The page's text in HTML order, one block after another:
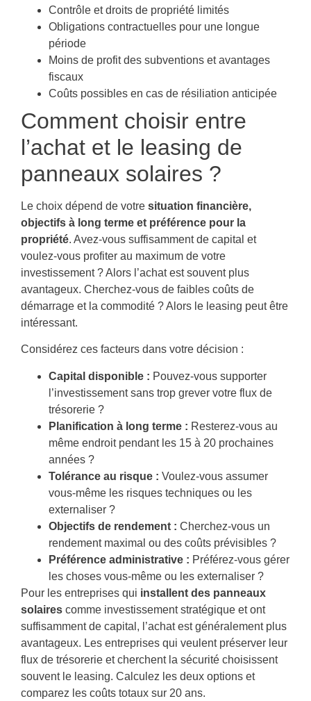
Contrôle et droits de propriété limités
Obligations contractuelles pour une longue
période
Moins de profit des subventions et avantages
fiscaux
Coûts possibles en cas de résiliation anticipée
Comment choisir entre
l’achat et le leasing de
panneaux solaires ?
Le choix dépend de votre situation financière,
objectifs à long terme et préférence pour la
propriété. Avez-vous suffisamment de capital et
voulez-vous profiter au maximum de votre
investissement ? Alors l’achat est souvent plus
avantageux. Cherchez-vous de faibles coûts de
démarrage et la commodité ? Alors le leasing peut être
intéressant.
Considérez ces facteurs dans votre décision :
Capital disponible : Pouvez-vous supporter
l’investissement sans trop grever votre flux de
trésorerie ?
Planification à long terme : Resterez-vous au
même endroit pendant les 15 à 20 prochaines
années ?
Tolérance au risque : Voulez-vous assumer
vous-même les risques techniques ou les
externaliser ?
Objectifs de rendement : Cherchez-vous un
rendement maximal ou des coûts prévisibles ?
Préférence administrative : Préférez-vous gérer
les choses vous-même ou les externaliser ?
Pour les entreprises qui installent des panneaux
solaires comme investissement stratégique et ont
suffisamment de capital, l’achat est généralement plus
avantageux. Les entreprises qui veulent préserver leur
flux de trésorerie et cherchent la sécurité choisissent
souvent le leasing. Calculez les deux options et
comparez les coûts totaux sur 20 ans.